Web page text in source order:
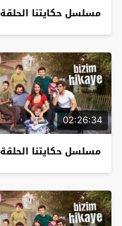
مسلسل حكايتنا الحلقة 22
02:26:34
مسلسل حكايتنا الحلقة 20